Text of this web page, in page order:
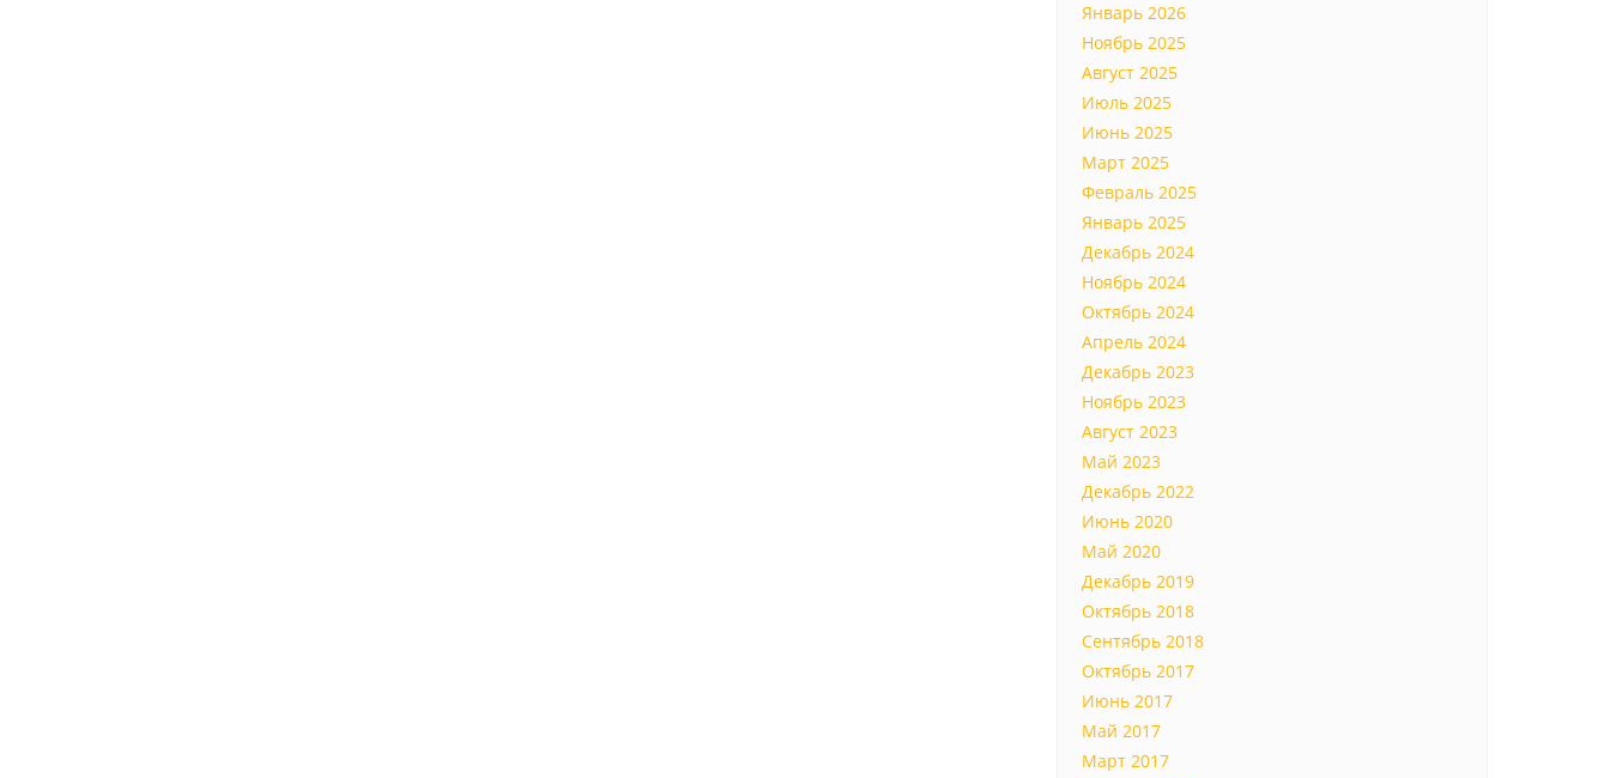
Январь 2026
Ноябрь 2025
Август 2025
Июль 2025
Июнь 2025
Март 2025
Февраль 2025
Январь 2025
Декабрь 2024
Ноябрь 2024
Октябрь 2024
Апрель 2024
Декабрь 2023
Ноябрь 2023
Август 2023
Май 2023
Декабрь 2022
Июнь 2020
Май 2020
Декабрь 2019
Октябрь 2018
Сентябрь 2018
Октябрь 2017
Июнь 2017
Май 2017
Март 2017